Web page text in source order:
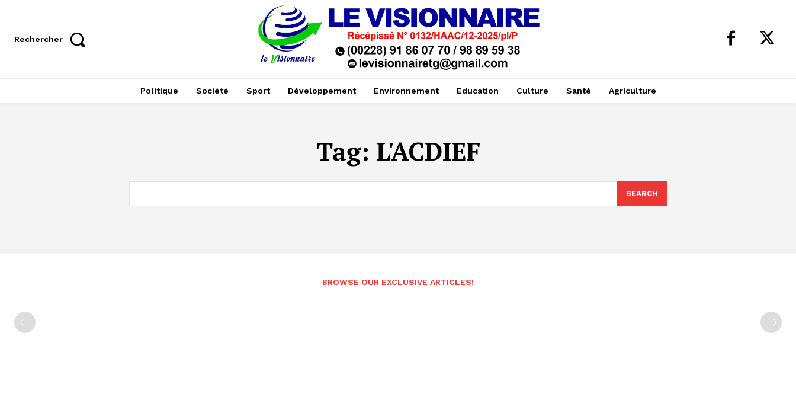
Rechercher
Politique Société Sport Développement Environnement Education Culture Santé Agriculture
Tag: L'ACDIEF
SEARCH
BROWSE OUR EXCLUSIVE ARTICLES!